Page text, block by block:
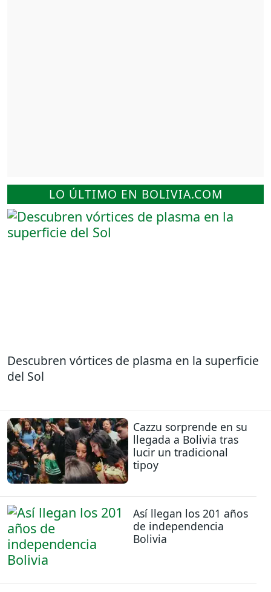
LO ÚLTIMO EN BOLIVIA.COM
Descubren vórtices de plasma en la superficie
del Sol
Cazzu sorprende en su
llegada a Bolivia tras
lucir un tradicional
tipoy
Así llegan los 201 años
de independencia
Bolivia